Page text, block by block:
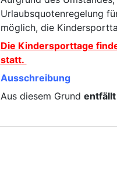
Urlaubsquotenregelung
möglich, die
Die Kindersporttage
statt.
Ausschreibung
Aus diesem Grund